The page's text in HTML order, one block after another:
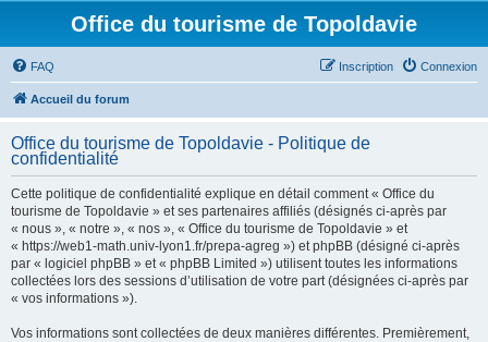
Office du tourisme de Topoldavie
FAQ Connexion
Inscription
Accueil du forum
Office du tourisme de Topoldavie - Politique de
confidentialité
Cette politique de confidentialité explique en détail comment « Office du
tourisme de Topoldavie » et ses partenaires affiliés (désignés ci-après par
« nous », « notre », « nos », « Office du tourisme de Topoldavie » et
« https://web1-math.univ-lyon1.fr/prepa-agreg ») et phpBB (désigné ci-après
par « logiciel phpBB » et « phpBB Limited ») utilisent toutes les informations
collectées lors des sessions d’utilisation de votre part (désignées ci-après par
« vos informations »).
Vos informations sont collectées de deux manières différentes. Premièrement,